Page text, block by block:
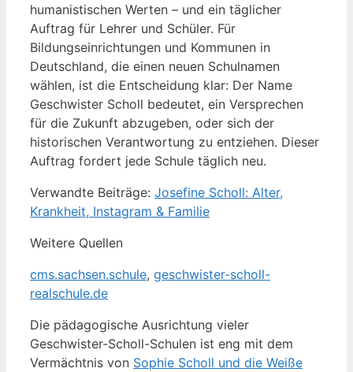
humanistischen Werten – und ein täglicher
Auftrag für Lehrer und Schüler. Für
Bildungseinrichtungen und Kommunen in
Deutschland, die einen neuen Schulnamen
wählen, ist die Entscheidung klar: Der Name
Geschwister Scholl bedeutet, ein Versprechen
für die Zukunft abzugeben, oder sich der
historischen Verantwortung zu entziehen. Dieser
Auftrag fordert jede Schule täglich neu.
Verwandte Beiträge: Josefine Scholl: Alter,
Krankheit, Instagram & Familie
Weitere Quellen
cms.sachsen.schule, geschwister-scholl-
realschule.de
Die pädagogische Ausrichtung vieler
Geschwister-Scholl-Schulen ist eng mit dem
Vermächtnis von Sophie Scholl und die Weiße